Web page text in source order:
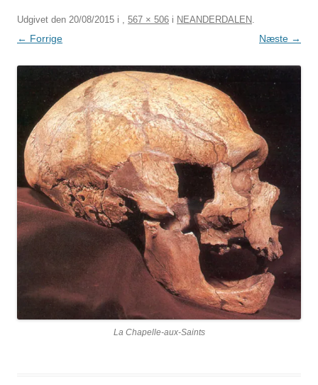
Udgivet den 20/08/2015 i 567 × 506 i NEANDERDALEN
← Forrige Næste →
La Chapelle-aux-Saints